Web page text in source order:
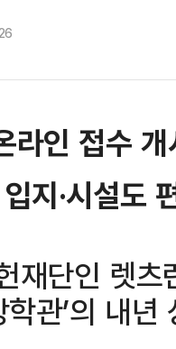
라인 접수 개
지·시설도
재단인 렛
관’의 내